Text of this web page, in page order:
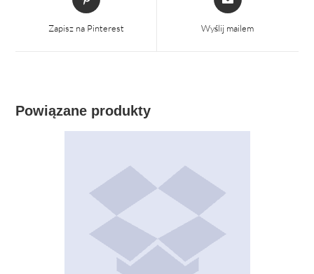
się
Zapisz na Pinterest
się
nowym
Wyślij mailem
Powiązane produkty